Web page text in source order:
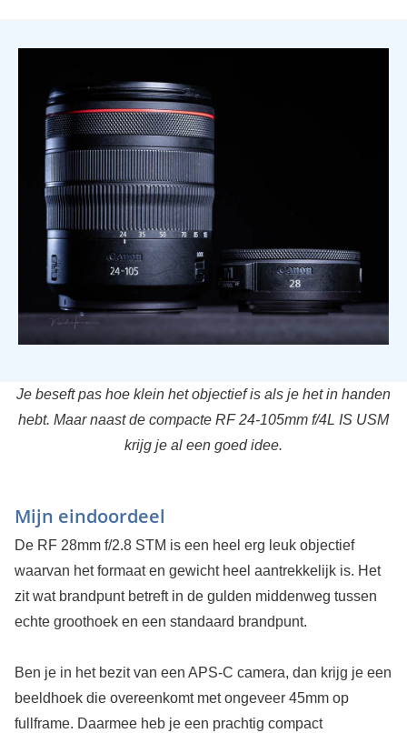
Je beseft pas hoe klein het objectief is als je het in handen
hebt. Maar naast de compacte RF 24-105mm f/4L IS USM
krijg je al een goed idee.
Mijn eindoordeel
De RF 28mm f/2.8 STM is een heel erg leuk objectief
waarvan het formaat en gewicht heel aantrekkelijk is. Het
zit wat brandpunt betreft in de gulden middenweg tussen
echte groothoek en een standaard brandpunt.
Ben je in het bezit van een APS-C camera, dan krijg je een
beeldhoek die overeenkomt met ongeveer 45mm op
fullframe. Daarmee heb je een prachtig compact